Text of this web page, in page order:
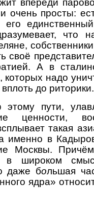
впереди
очень просты:
единственный
что
своё
А в
которых надо
до риторики.
этому пути,
ценности,
такая
именно в
Москвы.
широком
даже большая
ядра»